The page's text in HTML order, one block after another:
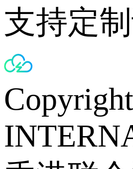
支持定